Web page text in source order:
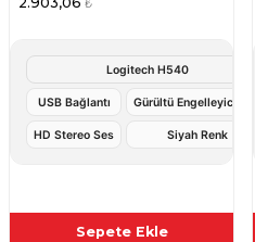
₺
Logitech H540
USB Bağlantı Gürültü Engelleyici Mic
HD Stereo Ses Siyah Renk
Sepete Ekle